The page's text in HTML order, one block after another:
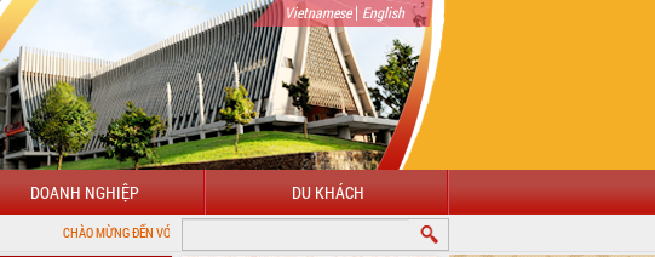
Vietnamese| English
DOANH NGHIỆP DU KHÁCH
CHÀO MỪNG ĐẾN VỚI CỔNG THÔNG TIN ĐIỆN TỬ TỈNH ĐẮK LẮK